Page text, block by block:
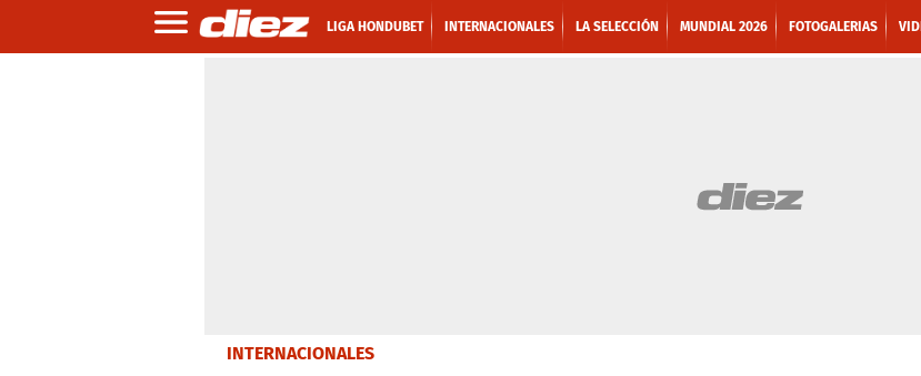
LIGA HONDUBET INTERNACIONALES LA SELECCIÓN MUNDIAL 2026 FOTOGALERIAS
INTERNACIONALES